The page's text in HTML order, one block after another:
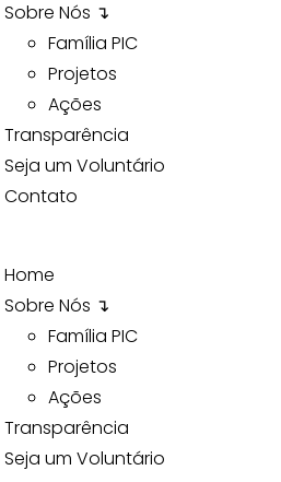
Sobre Nós ↴
Família PIC
Projetos
Ações
Transparência
Seja um Voluntário
Contato
Home
Sobre Nós ↴
Família PIC
Projetos
Ações
Transparência
Seja um Voluntário